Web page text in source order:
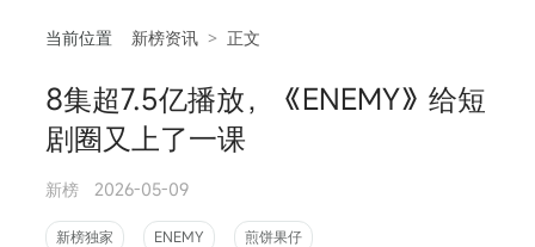
当前位置 新榜资讯 > 正文
8集超7.5亿播放，《ENEMY》给短
剧圈又上了一课
新榜 2026-05-09
新榜独家 ENEMY 煎饼果仔